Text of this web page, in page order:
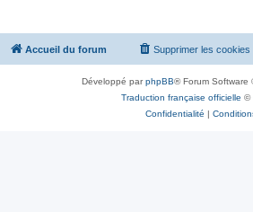
Accueil du forum Supprimer les cookies
Développé parphpBB® Forum Software
Traduction française officielle ©
Confidentialité |